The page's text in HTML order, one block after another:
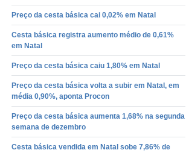
Preço da cesta básica cai 0,02% em Natal
Cesta básica registra aumento médio de 0,61%
em Natal
Preço da cesta básica caiu 1,80% em Natal
Preço da cesta básica volta a subir em Natal, em
média 0,90%, aponta Procon
Preço da cesta básica aumenta 1,68% na segunda
semana de dezembro
Cesta básica vendida em Natal sobe 7,86% de